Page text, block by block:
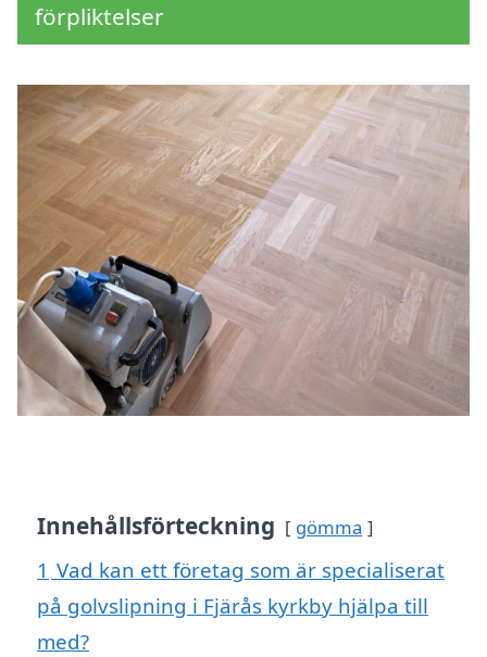
förpliktelser
Innehållsförteckning gömma
1 Vad kan ett företag som är specialiserat
på golvslipning i Fjärås kyrkby hjälpa till
med?